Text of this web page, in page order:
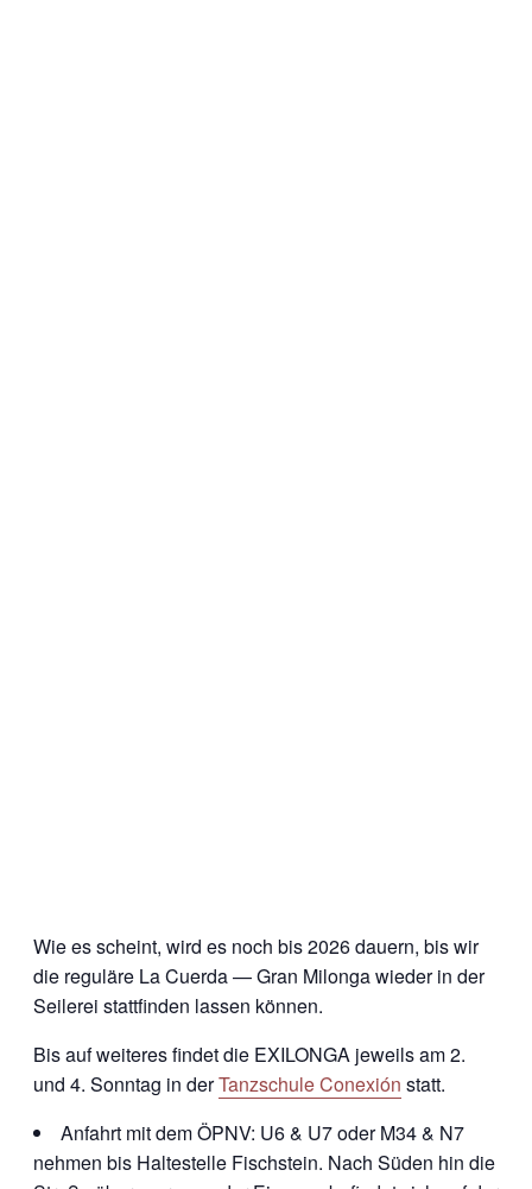
Wie es scheint, wird es noch bis 2026 dauern, bis wir
die reguläre La Cuerda — Gran Milonga wieder in der
Seilerei stattfinden lassen können.
Bis auf weiteres findet die EXILONGA jeweils am 2.
und 4. Sonntag in derTanzschule Conexión statt.
Anfahrt mit dem ÖPNV: U6 & U7 oder M34 & N7
nehmen bis Haltestelle Fischstein. Nach Süden hin die